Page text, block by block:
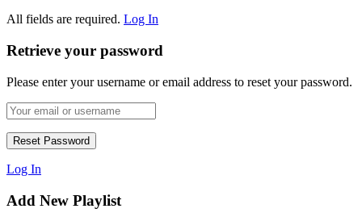
All fields are required. Log In
Retrieve your password
Please enter your username or email address to reset your password.
Log In
Add New Playlist